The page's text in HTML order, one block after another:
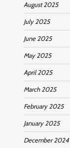
August 2025
July 2025
June 2025
May 2025
April 2025
March 2025
February 2025
January 2025
December 2024